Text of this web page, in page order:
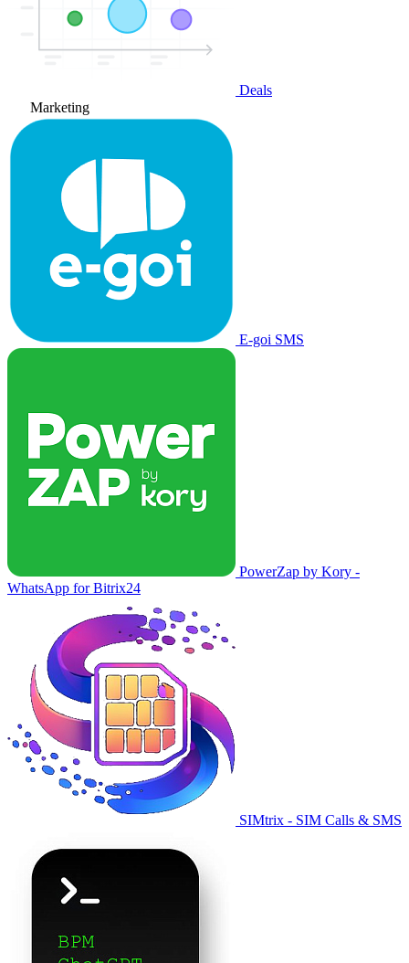
Deals
Marketing
E-goi SMS
PowerZap by Kory -
WhatsApp for Bitrix24
SIMtrix - SIM Calls & SMS